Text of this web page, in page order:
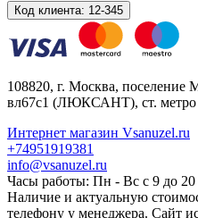
Код клиента: 12-345
108820, г. Москва, поселение
вл67с1 (ЛЮКСАНТ), ст. метро
Интернет магазин Vsanuzel.ru
+74951919381
info@vsanuzel.ru
Часы работы: Пн - Вс с 9 до 20
Наличие и актуальную
телефону у менеджера. Сайт